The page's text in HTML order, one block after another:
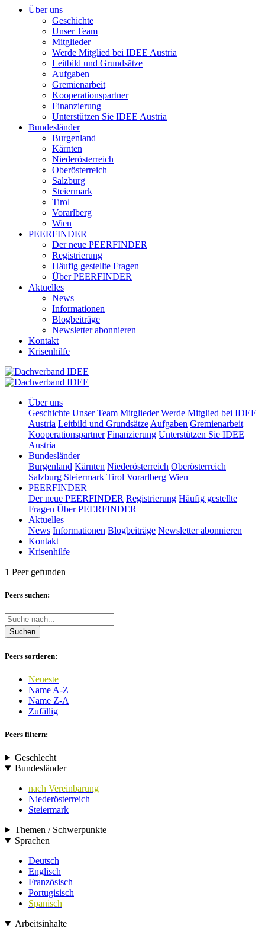
Über uns
Geschichte
Unser Team
Mitglieder
Werde Mitglied bei IDEE Austria
Leitbild und Grundsätze
Aufgaben
Gremienarbeit
Kooperationspartner
Finanzierung
Unterstützen Sie IDEE Austria
Bundesländer
Burgenland
Kärnten
Niederösterreich
Oberösterreich
Salzburg
Steiermark
Tirol
Vorarlberg
Wien
PEERFINDER
Der neue PEERFINDER
Registrierung
Häufig gestellte Fragen
Über PEERFINDER
Aktuelles
News
Informationen
Blogbeiträge
Newsletter abonnieren
Kontakt
Krisenhilfe
Über uns
Geschichte Unser Team Mitglieder Werde Mitglied bei IDEE
Austria Leitbild und Grundsätze Aufgaben Gremienarbeit
Kooperationspartner Finanzierung Unterstützen Sie IDEE
Austria
Bundesländer
Burgenland Kärnten Niederösterreich Oberösterreich
Salzburg Steiermark Tirol Vorarlberg Wien
PEERFINDER
Der neue PEERFINDER Registrierung Häufig gestellte
Fragen Über PEERFINDER
Aktuelles
News Informationen Blogbeiträge Newsletter abonnieren
Kontakt
Krisenhilfe
1 Peer gefunden
Peers suchen:
Suchen
Peers sortieren:
Neueste
Name A-Z
Name Z-A
Zufällig
Peers filtern:
Geschlecht
Bundesländer
nach Vereinbarung
Niederösterreich
Steiermark
Themen / Schwerpunkte
Sprachen
Deutsch
Englisch
Französisch
Portugisisch
Spanisch
Arbeitsinhalte